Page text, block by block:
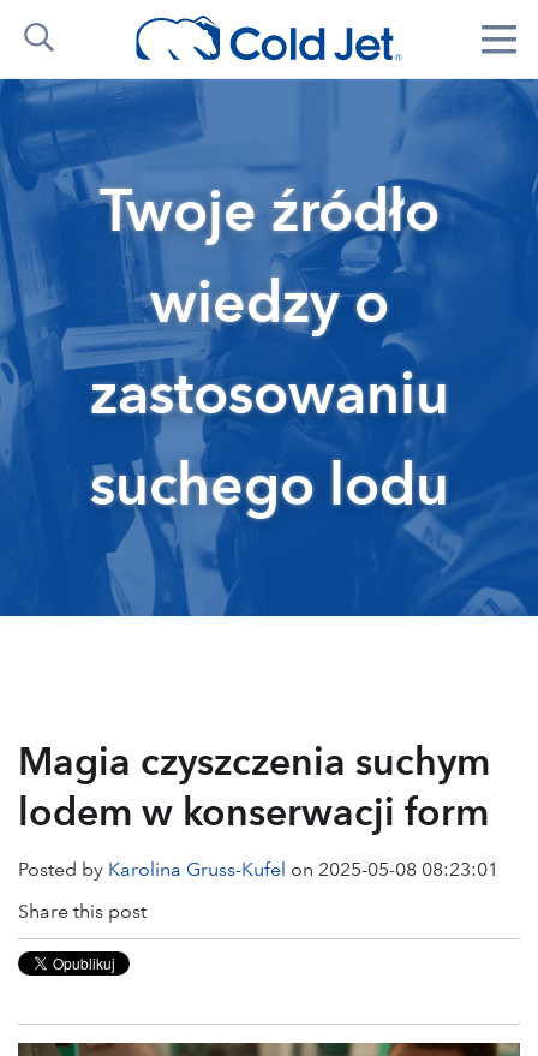
Twoje źródło
wiedzy o
zastosowaniu
suchego lodu
Magia czyszczenia suchym
lodem w konserwacji form
Posted by Karolina Gruss-Kufel on 2025-05-08 08:23:01
Share this post